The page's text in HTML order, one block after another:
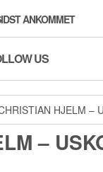
ANKOMMET
US
HJELM –
–